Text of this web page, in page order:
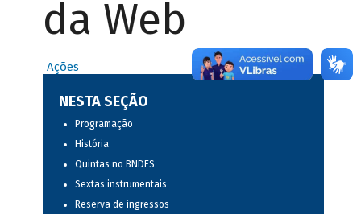
da Web
Ações
NESTA SEÇÃO
Programação
História
Quintas no BNDES
Sextas instrumentais
Reserva de ingressos